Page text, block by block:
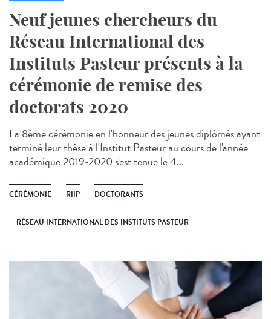
Neuf jeunes chercheurs du
Réseau International des
Instituts Pasteur présents à la
cérémonie de remise des
doctorats 2020
La 8ème cérémonie en l'honneur des jeunes diplômés ayant
terminé leur thèse à l'Institut Pasteur au cours de l'année
académique 2019-2020 s'est tenue le 4...
CÉRÉMONIE RIIP DOCTORANTS
RÉSEAU INTERNATIONAL DES INSTITUTS PASTEUR